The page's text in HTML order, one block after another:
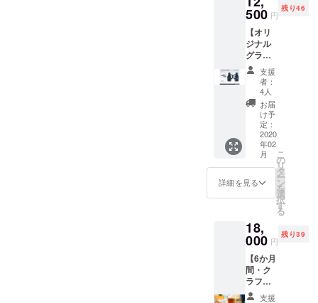
※全4種
類のデ
ザイン
の中か
らお好
きなデ
ザイン
を2枚お
選びい
ただけ
ます。
※遠方の
方に
は、オ
ルTシャ
ツを配
す。配
送希望
の方は
備考欄
に「配
送希
望」と
す。配
送希望
の方
は、備
考欄に
「配送
希望」
とご記
入いた
だき、
ご希望
のカ
ラー番
号（写
真左上
の数字
くださ
い。 ※
全5色の
カラー
の中か
ら、ご
来店時
トに
なった
リター
ンで
す。 ※
初回来
店時に
お渡し
しま
す。以
下の有
効期限
内にお
越しく
ださ
い。 ※
送いた
しま
す。配
送希望
の方
は、備
考欄に
500 円
残り46
【オリ
ジナル
グラウ
ラー紺
色＋パ
イント2
杯券】
クラン
クビー
ルオリ
ジナル
デザイ
ンのグ
ラウ
ラーに
パイン
がセッ
トに
なった
リター
ンで
す。 ※
初回来
支援
者：
4人
お届
け予
定：
2020
年02
月
詳細を見る
こ
の
リ
タ
ー
ン
を
選
択
す
る
18,
000 円
残り39
【6か月
間・ク
ラフト
ビール
支援